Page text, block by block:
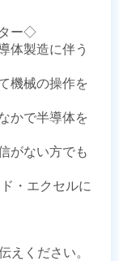
ー◇
体製造に伴う
機械の操作を
かで半導体を
がない方でも
・エクセルに
えください。